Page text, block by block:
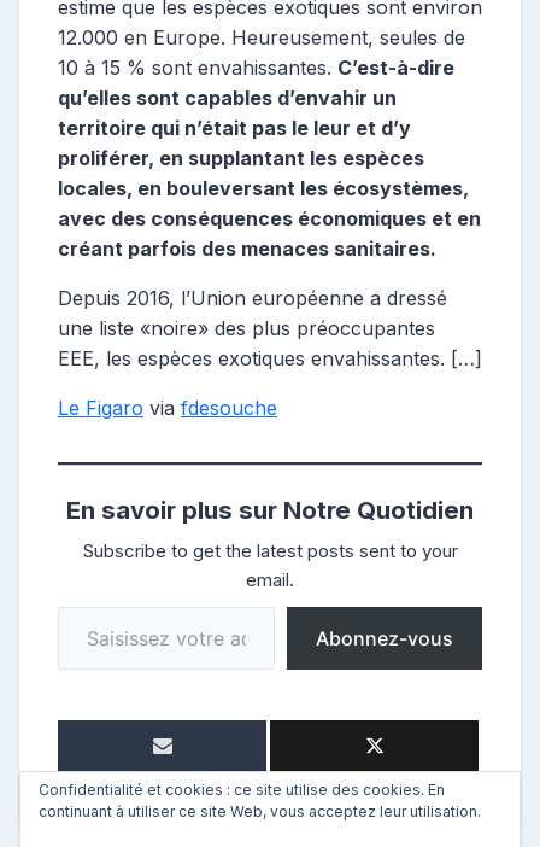
estime que les espèces exotiques sont environ
12.000 en Europe. Heureusement, seules de
10 à 15 % sont envahissantes. C’est-à-dire
qu’elles sont capables d’envahir un
territoire qui n’était pas le leur et d’y
proliférer, en supplantant les espèces
locales, en bouleversant les écosystèmes,
avec des conséquences économiques et en
créant parfois des menaces sanitaires.
Depuis 2016, l’Union européenne a dressé
une liste «noire» des plus préoccupantes
EEE, les espèces exotiques envahissantes. […]
Le Figaro via fdesouche
En savoir plus sur Notre Quotidien
Subscribe to get the latest posts sent to your
email.
Saisissez votre adresse e-mail…
Abonnez-vous
Confidentialité et cookies : ce site utilise des cookies. En
continuant à utiliser ce site Web, vous acceptez leur utilisation.